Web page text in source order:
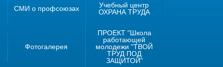
СМИ о профсоюзах
Учебный центр
ОХРАНА ТРУДА
Фотогалерея
ПРОЕКТ "Школа
работающей
молодежи "ТВОЙ
ТРУД ПОД
ЗАЩИТОЙ"